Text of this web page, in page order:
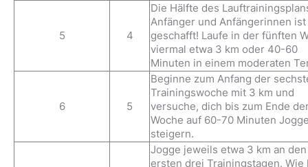
5 4
Die Hälfte des
Anfänger und Anfängerinnen ist
geschafft! Laufe in der fünften
viermal etwa 3 km oder 40-60
Minuten in einem moderaten
6 5
Beginne zum Anfang der
Trainingswoche mit 3 km und
versuche, dich bis zum Ende
Woche auf 60-70 Minuten
steigern.
Jogge jeweils etwa 3 km an den
ersten drei Trainingstagen. Wie